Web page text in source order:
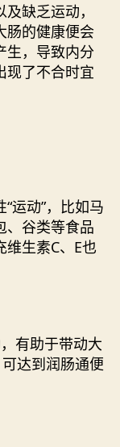
缺乏运动，
肠的健康便会
生，导致内分
现了不合时宜
运动”，比如马
、谷类等食品
生素C、E也
有助于带动大
达到润肠通便